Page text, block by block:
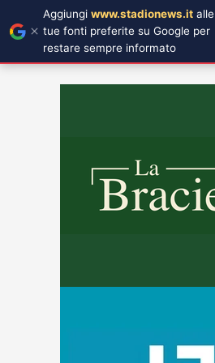
Aggiungi www.stadionews.it alle
tue fonti preferite su Google per
restare sempre informato